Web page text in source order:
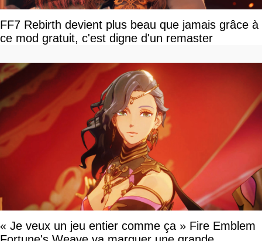
FF7 Rebirth devient plus beau que jamais grâce à
ce mod gratuit, c'est digne d'un remaster
« Je veux un jeu entier comme ça » Fire Emblem